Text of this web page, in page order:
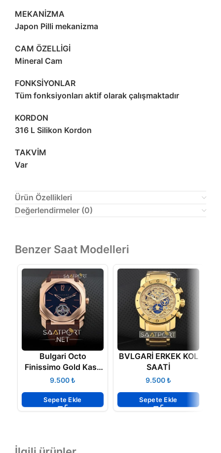
MEKANİZMA
Japon Pilli mekanizma
CAM ÖZELLİGİ
Mineral Cam
FONKSİYONLAR
Tüm fonksiyonları aktif olarak çalışmaktadır
KORDON
316 L Silikon Kordon
TAKVİM
Var
Ürün Özellikleri
Değerlendirmeler (0)
Benzer Saat Modelleri
Bulgari Octo
Finissimo Gold Kasa
Türbülonlu Otomatik
₺
Sepete Ekle
BVLGARİ ERKEK KOL
SAATİ
₺
Sepete Ekle